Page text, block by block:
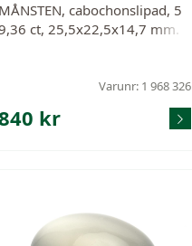
MÅNSTEN, cabochonslipad, 5
ct, 25,5x22,5x14,7 mm.
Varunr: 1 968 326
kr